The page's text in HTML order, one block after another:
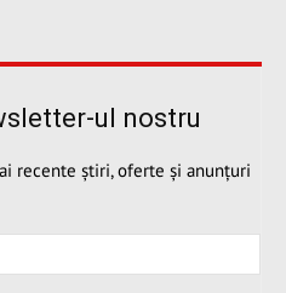
ul nostru
recente știri, oferte și anunțuri